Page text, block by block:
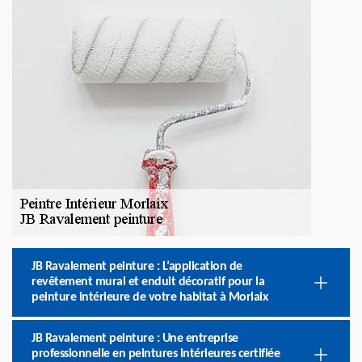
JB Ravalement peinture : L’application de
revêtement mural et enduit décoratif pour la
peinture intérieure de votre habitat à Morlaix
JB Ravalement peinture : Une entreprise
professionnelle en peintures intérieures certifiée